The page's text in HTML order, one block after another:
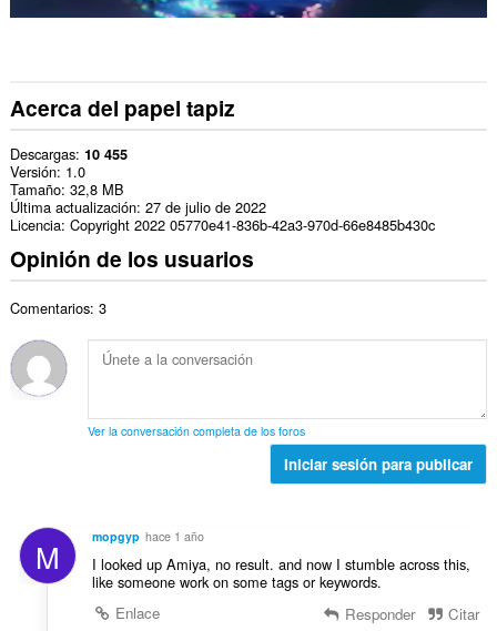
Acerca del papel tapiz
Descargas 10 455
Versión 1.0
Tamaño 32,8 MB
Última actualización 27 de julio de 2022
Licencia Copyright 2022 05770e41-836b-42a3-970d-66e8485b430c
Opinión de los usuarios
Comentarios: 3
Ver la conversación completa de los foros
Iniciar sesión para publicar
M mopgyp hace 1 año
I looked up Amiya, no result. and now I stumble across this,
like someone work on some tags or keywords.
Enlace
Responder Citar